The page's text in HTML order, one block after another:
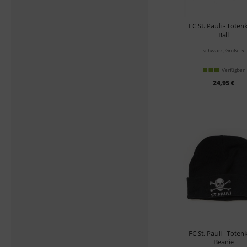
FC St. Pauli -
Ball
schwarz, Größe 5
Verfügbar
24,95 €
FC St. Pauli -
Beanie